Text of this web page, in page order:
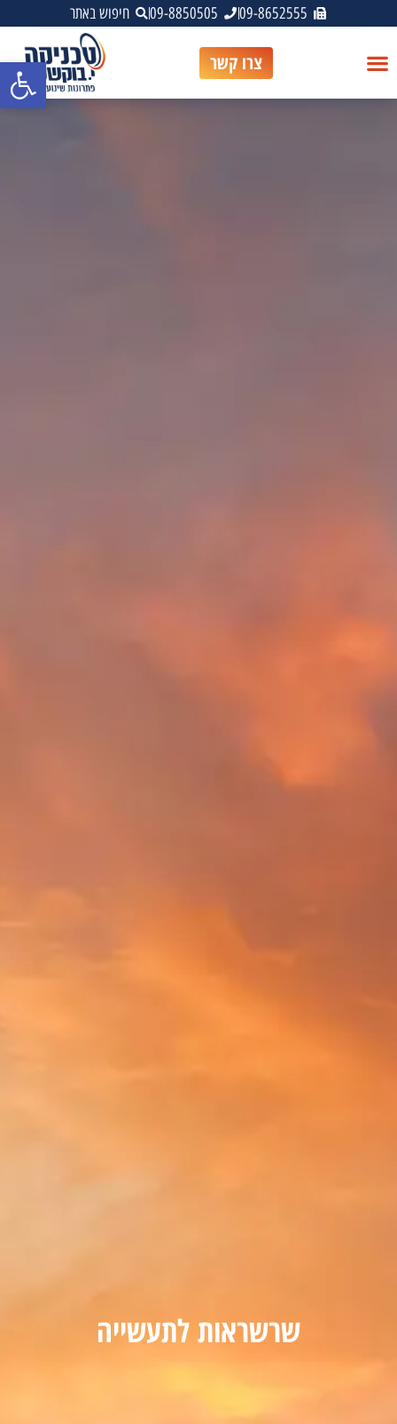
09-8652555
09-8850505 חיפוש באתר
צרו קשר
שרשראות לתעשייה
פתח